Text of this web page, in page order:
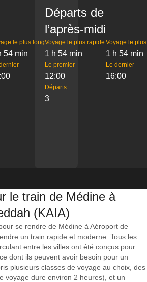
le plus long
54 min
Départs de
l’après-midi
Voyage le plus rapide
1 h 54 min
Voyage le
1 h 54 min
Le premier
12:00
Le dernier
16:00
Départs
3
le train de Médine à
(KAIA)
se rendre de Médine à Aéroport de
un train rapide et moderne. Tous les
entre les villes ont été conçus pour
dont ils peuvent avoir besoin pour un
plusieurs classes de voyage au choix, des
voyage dure environ 2 heures), et un